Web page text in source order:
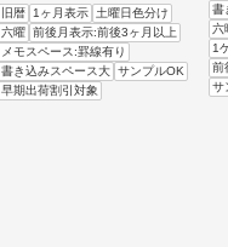
旧暦 1ヶ月表示
土曜日色分け
六曜 前後月表示:前後3ヶ月以上
メモスペース:罫線有り
書き込みスペース大 サンプルOK
早期出荷割引対象
書
六
1
前
サ